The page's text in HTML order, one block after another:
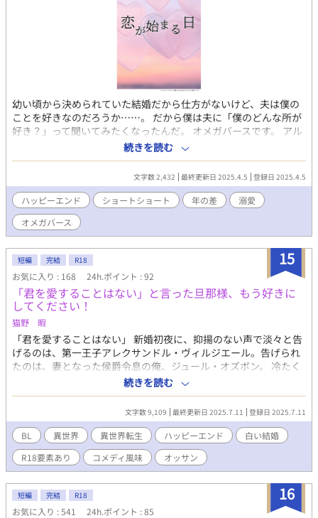
幼い頃から決められていた結婚だから仕方がないけど、夫は僕の
ことを好きなのだろうか……。 だから僕は夫に「僕のどんな所が
好き？」って聞いてみたくなったんだ。 オメガバースです。 アル
ファ×オメガの歳の差夫夫のお話。 ツイノベで書いたお話を少し
直して載せました。
続きを読む
文字数 2,432 最終更新日 2025.4.5 登録日 2025.4.5
ハッピーエンド ショートショート 年の差
溺愛
オメガバース
15
短編 完結 R18
お気に入り : 168 24h.ポイント : 92
「君を愛することはない」と言った旦那様、もう好きに
してください！
猫野 暇
「君を愛することはない」 新婚初夜に、抑揚のない声で淡々と告
げるのは、第一王子アレクサンドル・ヴィルジエール。告げられ
たのは、妻となった侯爵令息の俺、ジュール・オズボン。 冷たく
言われたが、ついつい喜んでしまう。だって仕方ないさ、中身は
前世の記憶のあるオッサンだ。 話してみれば、あんな宣言をした
旦那様は、なかなかに良いやつみたいで──白い結婚が認められ
るまで、仲の良い夫夫を装い、友達として過ごすことに。 だんだ
ん惹かれていく二人の関係は──。
続きを読む
文字数 9,109 最終更新日 2025.7.11 登録日 2025.7.11
BL 異世界 異世界転生 ハッピーエンド
白い結婚
R18要素あり
コメディ風味 オッサン
16
短編 完結 R18
お気に入り : 541 24h.ポイント : 85